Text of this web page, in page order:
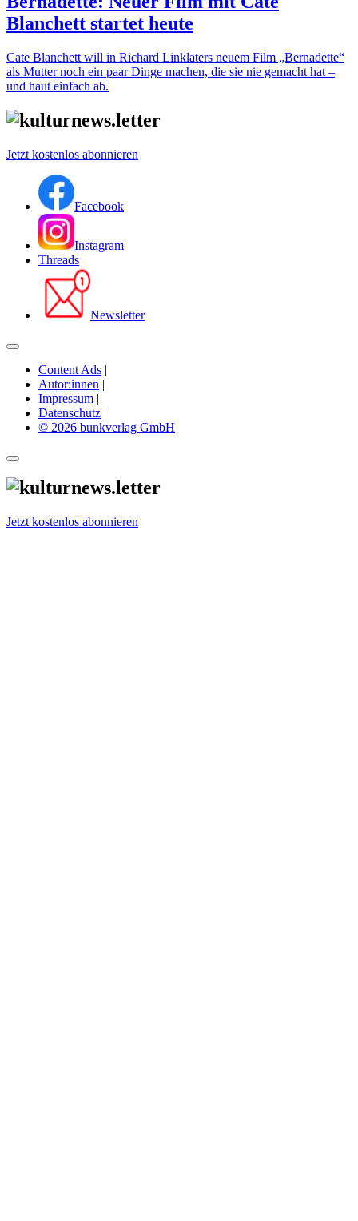
Blanchett startet heute
Cate Blanchett will in Richard Linklaters neuem Film „Bernadette“
als Mutter noch ein paar Dinge machen, die sie nie gemacht hat –
und haut einfach ab.
Jetzt kostenlos abonnieren
Facebook
Instagram
Threads
Newsletter
Content Ads |
Autor:innen |
Impressum |
Datenschutz |
© 2026 bunkverlag GmbH
Jetzt kostenlos abonnieren